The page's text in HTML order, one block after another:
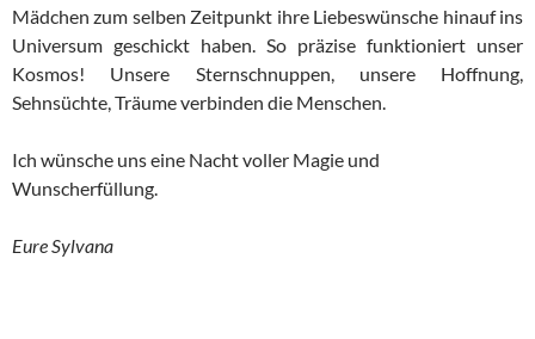
Mädchen zum selben Zeitpunkt ihre Liebeswünsche hinauf ins
Universum geschickt haben. So präzise funktioniert unser
Kosmos! Unsere Sternschnuppen, unsere Hoffnung,
Sehnsüchte, Träume verbinden die Menschen.
Ich wünsche uns eine Nacht voller Magie und
Wunscherfüllung.
Eure Sylvana